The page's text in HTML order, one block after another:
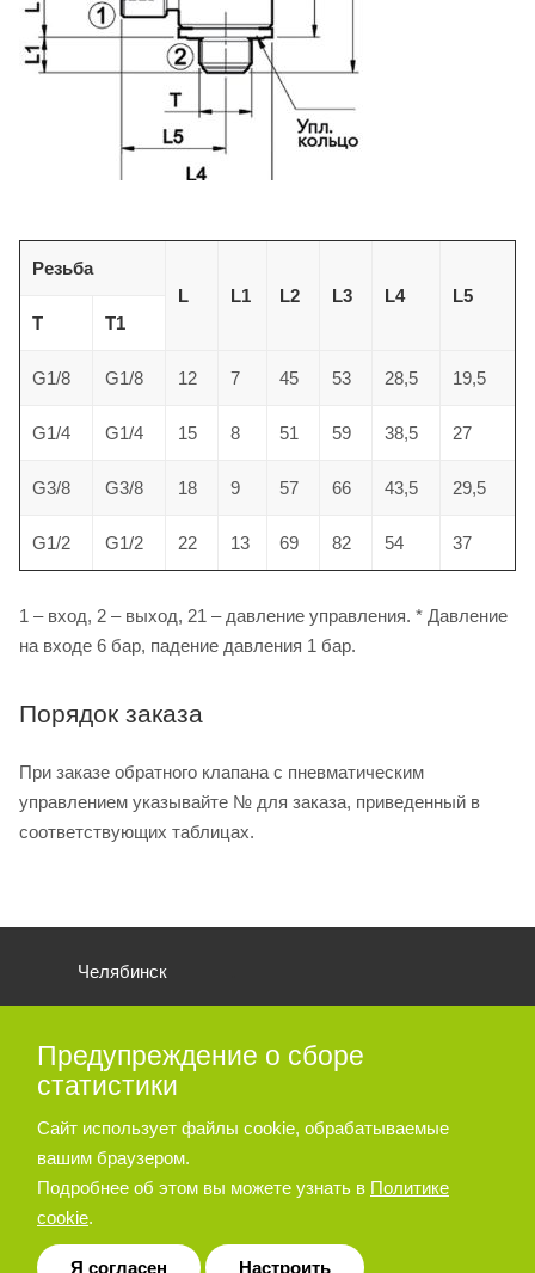
Резьба
L
L1 L2 L3 L4
L5
T
T1
G1/8 G1/8 12 7 45 53 28,5 19,5
G1/4 G1/4 15 8 51 59 38,5 27
G3/8 G3/8 18 9 57 66 43,5 29,5
G1/2 G1/2 22 13 69 82 54 37
1 – вход, 2 – выход, 21 – давление управления. * Давление
на входе 6 бар, падение давления 1 бар.
Порядок заказа
При заказе обратного клапана с пневматическим
управлением указывайте № для заказа, приведенный в
соответствующих таблицах.
Челябинск
ПРОИЗВОДИТЕЛИ КОНТАКТЫ
ПОДОБРАТЬ АНАЛОГ
+7 (495) 788-44-44 ЗАКАЗАТЬ ЗВОНОК
Предупреждение о сборе
статистики
Сайт использует файлы cookie, обрабатываемые
вашим браузером.
Подробнее об этом вы можете узнать в Политике
cookie.
Я согласен Настроить